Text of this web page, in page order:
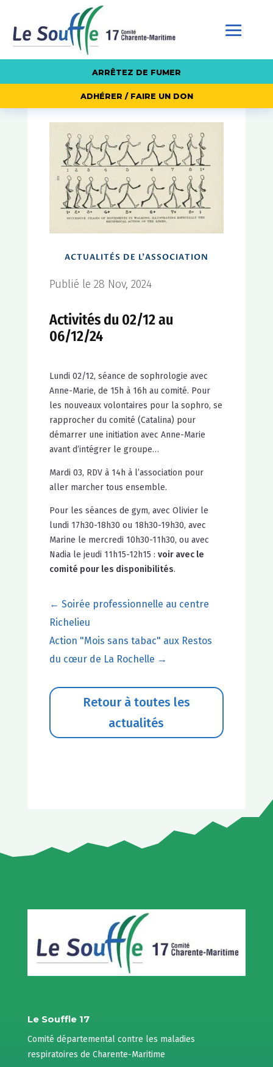
ARRÊTEZ DE FUMER
ADHÉRER / FAIRE UN DON
ACTUALITÉS DE L'ASSOCIATION
Publié le 28 Nov, 2024
Activités du 02/12 au
06/12/24
Lundi 02/12, séance de sophrologie avec
Anne-Marie, de 15h à 16h au comité. Pour
les nouveaux volontaires pour la sophro, se
rapprocher du comité (Catalina) pour
démarrer une initiation avec Anne-Marie
avant d’intégrer le groupe…
Mardi 03, RDV à 14h à l’association pour
aller marcher tous ensemble.
Pour les séances de gym, avec Olivier le
lundi 17h30-18h30 ou 18h30-19h30, avec
Marine le mercredi 10h30-11h30, ou avec
Nadia le jeudi 11h15-12h15 : voir avec le
comité pour les disponibilités.
← Soirée professionnelle au centre
Richelieu
Action "Mois sans tabac" aux Restos
du cœur de La Rochelle →
Retour à toutes les
actualités
Le Souffle 17
Comité départemental contre les maladies
respiratoires de Charente-Maritime